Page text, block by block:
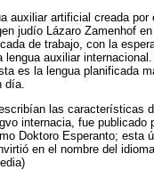
auxiliar artificial creada por
judío Lázaro Zamenhof
de trabajo, con la
auxiliar internacional.
es la lengua planificada
día.
las características
internacia, fue publicado
Doktoro Esperanto; esta
en el nombre del